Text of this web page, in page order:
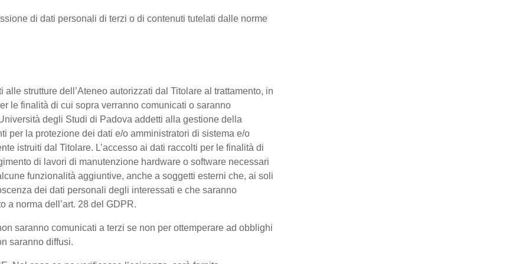
di dati personali di terzi o di contenuti tutelati dalle norme
strutture dell’Ateneo autorizzati dal Titolare al trattamento, in
le finalità di cui sopra verranno comunicati o saranno
degli Studi di Padova addetti alla gestione della
per la protezione dei dati e/o amministratori di sistema e/o
istruiti dal Titolare. L’accesso ai dati raccolti per le finalità di
di lavori di manutenzione hardware o software necessari
funzionalità aggiuntive, anche a soggetti esterni che, ai soli
dei dati personali degli interessati e che saranno
a norma dell’art. 28 del GDPR.
saranno comunicati a terzi se non per ottemperare ad obblighi
saranno diffusi.